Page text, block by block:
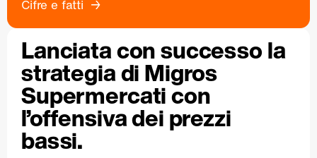
Cifre e fatti
Lanciata con successo la
strategia di Migros
Supermercati con
l’offensiva dei prezzi
bassi.